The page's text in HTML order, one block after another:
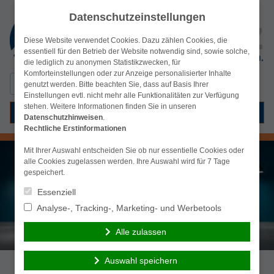
Suchen
nach:
simplr-Login
Menü
Datenschutzeinstellungen
Diese Website verwendet Cookies. Dazu zählen Cookies, die
essentiell für den Betrieb der Website notwendig sind, sowie solche,
die lediglich zu anonymen Statistikzwecken, für
Komforteinstellungen oder zur Anzeige personalisierter Inhalte
genutzt werden. Bitte beachten Sie, dass auf Basis Ihrer
Einstellungen evtl. nicht mehr alle Funktionalitäten zur Verfügung
stehen. Weitere Informationen finden Sie in unseren
Datenschutzhinweisen.
Rechtliche Erstinformationen
Mit Ihrer Auswahl entscheiden Sie ob nur essentielle Cookies oder
alle Cookies zugelassen werden. Ihre Auswahl wird für 7 Tage
gespeichert.
Essenziell
Analyse-, Tracking-, Marketing- und Werbetools
Alle zulassen
Auswahl speichern